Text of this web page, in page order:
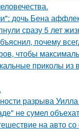
дочь Бена
сразу 5 лет
почему
чтобы
приколы из
разрыва
не сумел
на авто